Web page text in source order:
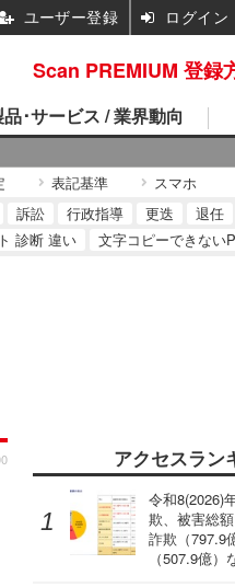
･サービス / 業界動向
表記基準 スマホ
訴訟 行政指導 更迭 退任
診断 違い 文字コピーできない
アクセスラン
令和8(2026)
欺、被害総
詐欺（797.9
（507.9億
Scan PREMIUM 登録
ユーザー登録 ログイン